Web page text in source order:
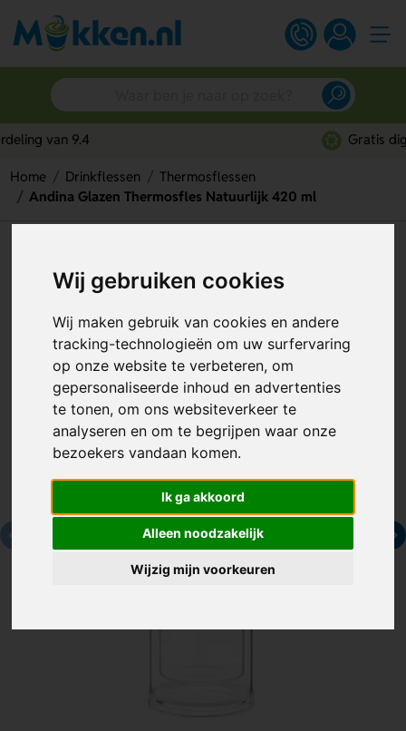
Wij gebruiken cookies
Wij maken gebruik van cookies en andere
tracking-technologieën om uw surfervaring
op onze website te verbeteren, om
gepersonaliseerde inhoud en advertenties
te tonen, om ons websiteverkeer te
analyseren en om te begrijpen waar onze
bezoekers vandaan komen.
Ik ga akkoord
Alleen noodzakelijk
Wijzig mijn voorkeuren
Home Drinkflessen
Thermosflessen
Andina Glazen Thermosfles Natuurlijk 420 ml
Natuurlijk 420 ml
Artikelnummer: 109565